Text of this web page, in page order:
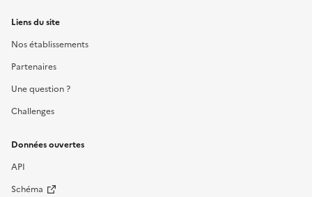
Liens du site
Nos établissements
Partenaires
Une question ?
Challenges
Données ouvertes
API
Schéma